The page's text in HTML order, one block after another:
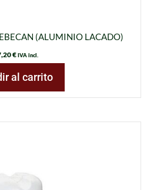
(ALUMINIO LACADO)
€ IVA incl.
al carrito